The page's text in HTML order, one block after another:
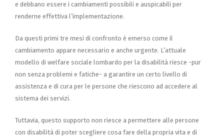
e debbano essere i cambiamenti possibili e auspicabili per
renderne effettiva l’implementazione.
Da questi primi tre mesi di confronto è emerso come il
cambiamento appare necessario e anche urgente. L’attuale
modello di welfare sociale lombardo per la disabilità riesce -pur
non senza problemi e fatiche- a garantire un certo livello di
assistenza e di cura per le persone che riescono ad accedere al
sistema dei servizi.
Tuttavia, questo supporto non riesce a permettere alle persone
con disabilità di poter scegliere cosa fare della propria vita e di